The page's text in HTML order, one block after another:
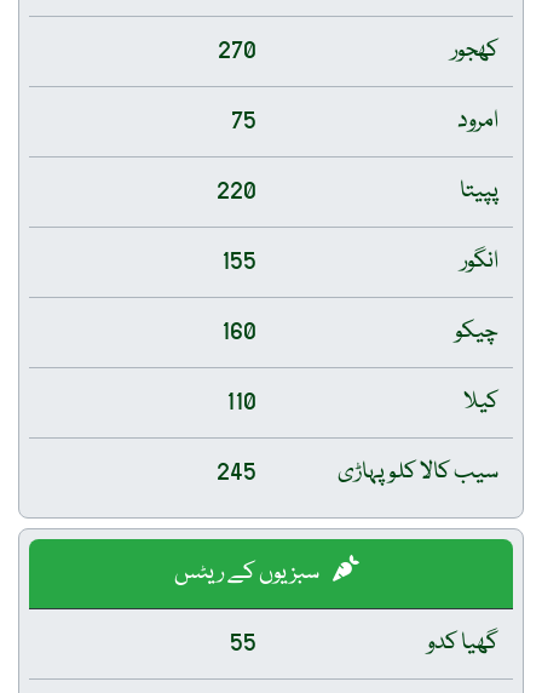
کھجور
270
امرود
75
پپیتا
220
انگور
155
چیکو
160
کیلا
110
سیب کالا کلو پہاڑی
245
سبزیوں کے ریٹس
گھیا کدو
55